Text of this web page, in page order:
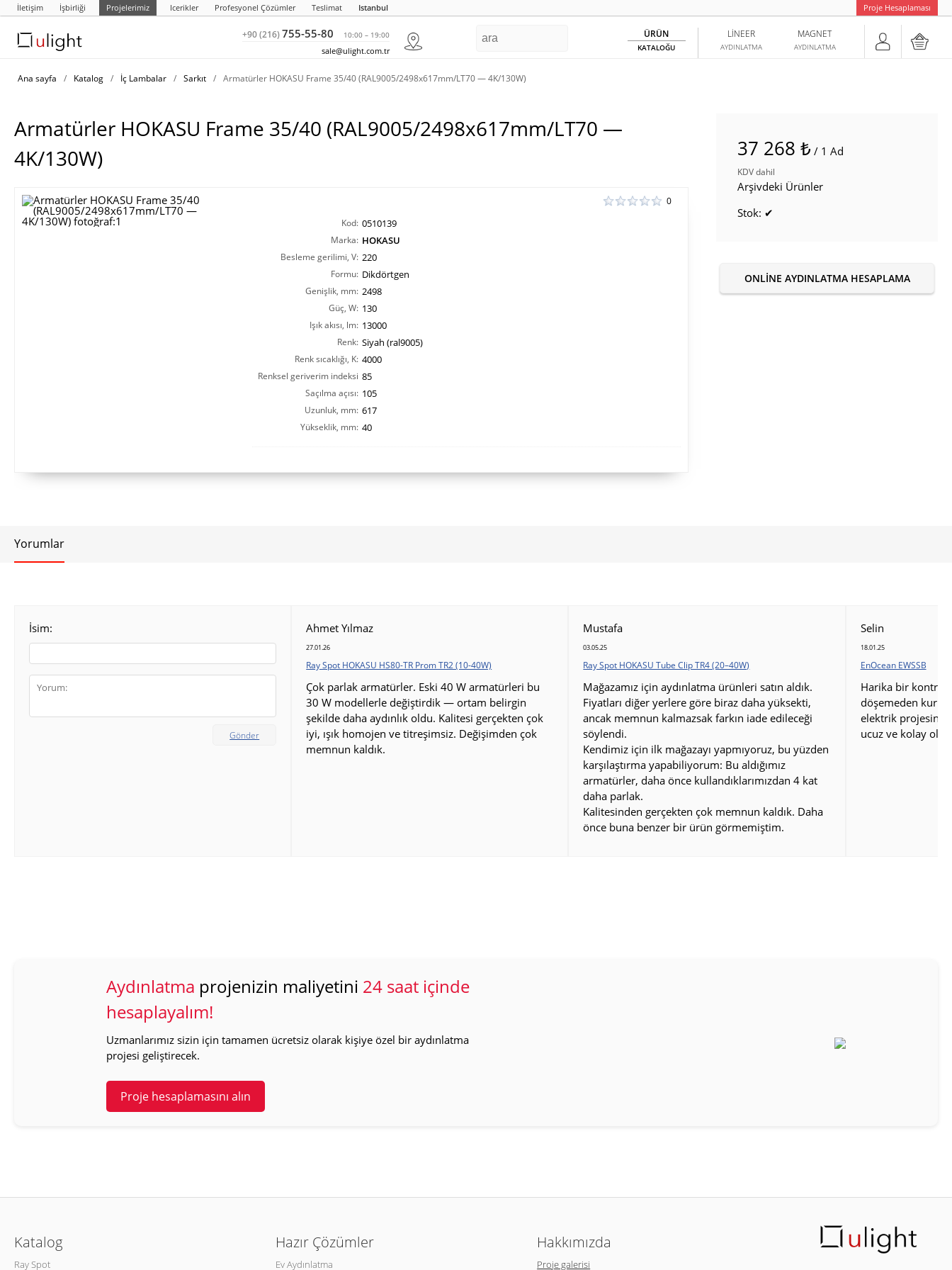
İletişim İşbirliği Projelerimiz Icerikler Profesyonel Çözümler Teslimat Istanbul Proje Hesaplaması
+90 (216)755-55-80 10:00 – 19:00
sale@ulight.com.tr
MAGNET
AYDINLATMA
LINEER
AYDINLATMA
ÜRÜN
KATALOĞU
Ana sayfa / Katalog / İç Lambalar / Sarkıt / Armatürler HOKASU Frame 35/40 (RAL9005/2498x617mm/LT70 — 4K/130W)
Armatürler HOKASU Frame 35/40 (RAL9005/2498x617mm/LT70 —
4K/130W)
0
Kod: 0510139
Marka: HOKASU
Besleme gerilimi, V: 220
Formu: Dikdörtgen
Genişlik, mm: 2498
Güç, W: 130
Işık akısı, lm: 13000
Renk: Siyah (ral9005)
Renk sıcaklığı, K: 4000
Renksel geriverim indeksi
CRI(Ra):
85
Saçılma açısı: 105
Uzunluk, mm: 617
Yükseklik, mm: 40
37 268 ₺ / 1 Ad
KDV dahil
Arşivdeki Ürünler
Stok: ✔
ONLINE AYDINLATMA HESAPLAMA
Yorumlar
İsim:
Gönder
Ahmet Yılmaz
27.01.26
Ray Spot HOKASU HS80-TR Prom TR2 (10-40W)
Çok parlak armatürler. Eski 40 W armatürleri bu
30 W modellerle değiştirdik — ortam belirgin
şekilde daha aydınlık oldu. Kalitesi gerçekten çok
iyi, ışık homojen ve titreşimsiz. Değişimden çok
memnun kaldık.
Mustafa
03.05.25
Ray Spot HOKASU Tube Clip TR4 (20–40W)
Mağazamız için aydınlatma ürünleri satın aldık.
Fiyatları diğer yerlere göre biraz daha yüksekti,
ancak memnun kalmazsak farkın iade edileceği
söylendi.
Kendimiz için ilk mağazayı yapmıyoruz, bu yüzden
karşılaştırma yapabiliyorum: Bu aldığımız
armatürler, daha önce kullandıklarımızdan 4 kat
daha parlak.
Kalitesinden gerçekten çok memnun kaldık. Daha
önce buna benzer bir ürün görmemiştim.
Selin
18.01.25
EnOcean EWSSB
Harika bir kontrol
döşemeden
elektrik projesini
ucuz ve kolay
Aydınlatma projenizin maliyetini 24 saat içinde
hesaplayalım!
Uzmanlarımız sizin için tamamen ücretsiz olarak kişiye özel bir aydınlatma
projesi geliştirecek.
Proje hesaplamasını alın
Katalog
Ray Spot
Hazır Çözümler
Ev Aydınlatma
Hakkımızda
Proje galerisi